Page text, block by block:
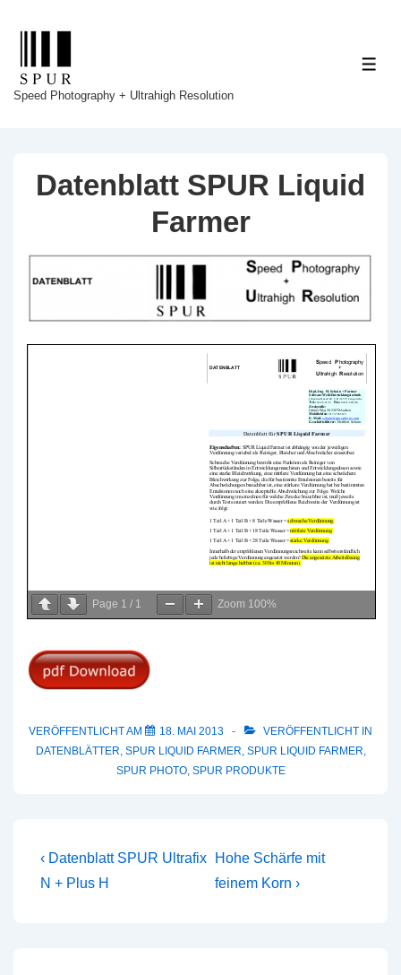
Zum
Speed Photography + Ultrahigh Resolution
Datenblatt SPUR Liquid
Farmer
Page 1 / 1 Zoom 100%
VERÖFFENTLICHT AM 18. MAI 2013
VERÖFFENTLICHT IN
DATENBLÄTTER, SPUR LIQUID FARMER, SPUR LIQUID FARMER,
SPUR PHOTO, SPUR PRODUKTE
Beitragsnavigation
Vorheriger
Beitrag
‹ Datenblatt SPUR Ultrafix
N + Plus H
Nächster
Beitrag
Hohe Schärfe mit
feinem Korn ›